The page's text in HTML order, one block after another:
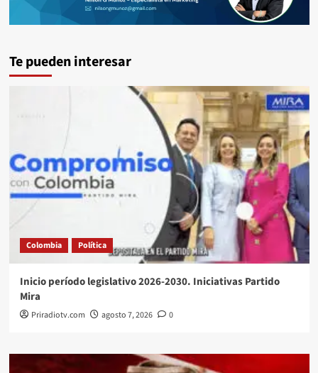
Te pueden interesar
Colombia Política
Inicio período legislativo 2026-2030. Iniciativas Partido
Mira
Priradiotv.com agosto 7, 2026 0